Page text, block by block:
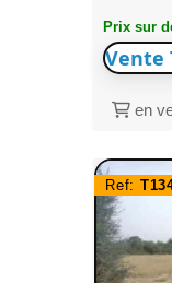
Prix sur
Vente
en
Ref: